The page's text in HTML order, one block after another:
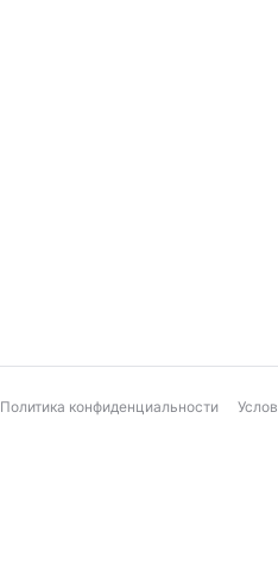
Политика конфиденциальности